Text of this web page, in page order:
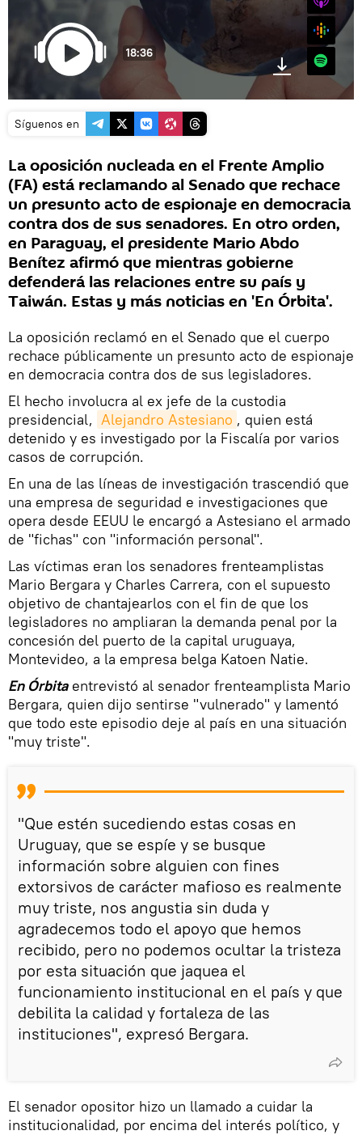
18:36 Spotify
Síguenos en
La oposición nucleada en el Frente Amplio
(FA) está reclamando al Senado que rechace
un presunto acto de espionaje en democracia
contra dos de sus senadores. En otro orden,
en Paraguay, el presidente Mario Abdo
Benítez afirmó que mientras gobierne
defenderá las relaciones entre su país y
Taiwán. Estas y más noticias en 'En Órbita'.
La oposición reclamó en el Senado que el cuerpo
rechace públicamente un presunto acto de espionaje
en democracia contra dos de sus legisladores.
El hecho involucra al ex jefe de la custodia
presidencial, Alejandro Astesiano , quien está
detenido y es investigado por la Fiscalía por varios
casos de corrupción.
En una de las líneas de investigación trascendió que
una empresa de seguridad e investigaciones que
opera desde EEUU le encargó a Astesiano el armado
de "fichas" con "información personal".
Las víctimas eran los senadores frenteamplistas
Mario Bergara y Charles Carrera, con el supuesto
objetivo de chantajearlos con el fin de que los
legisladores no ampliaran la demanda penal por la
concesión del puerto de la capital uruguaya,
Montevideo, a la empresa belga Katoen Natie.
En Órbitaentrevistó al senador frenteamplista Mario
Bergara, quien dijo sentirse "vulnerado" y lamentó
que todo este episodio deje al país en una situación
"muy triste".
"Que estén sucediendo estas cosas en
Uruguay, que se espíe y se busque
información sobre alguien con fines
extorsivos de carácter mafioso es realmente
muy triste, nos angustia sin duda y
agradecemos todo el apoyo que hemos
recibido, pero no podemos ocultar la tristeza
por esta situación que jaquea el
funcionamiento institucional en el país y que
debilita la calidad y fortaleza de las
instituciones", expresó Bergara.
El senador opositor hizo un llamado a cuidar la
institucionalidad, por encima del interés político, y